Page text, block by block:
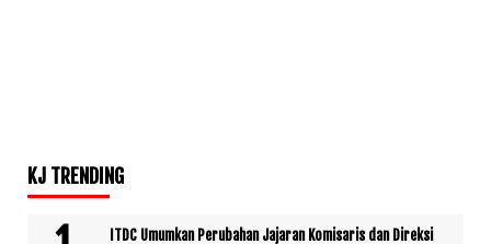
KJ TRENDING
ITDC Umumkan Perubahan Jajaran Komisaris dan Direksi